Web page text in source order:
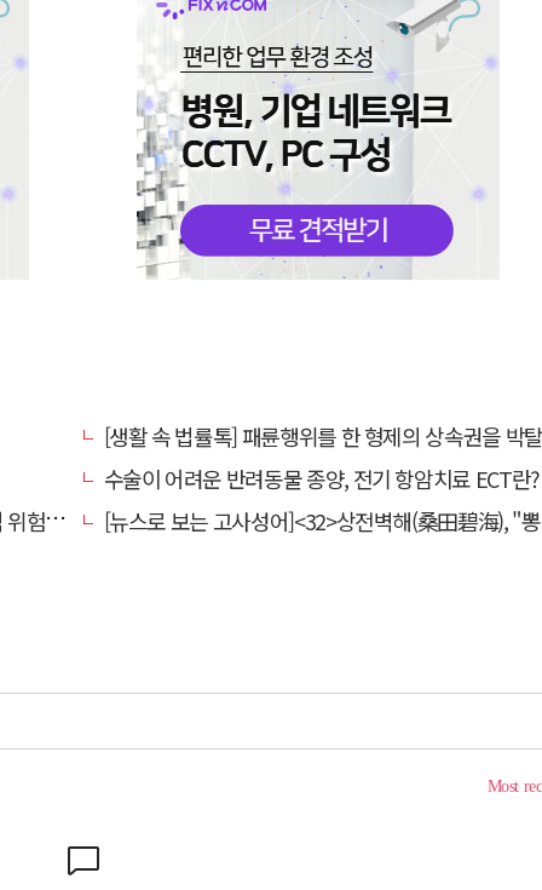
[생활 속 법률톡] 패륜행위를 한 형제의 상속권을 박탈시킬 수 있을
수술이 어려운 반려동물 종양, 전기 항암치료 ECT란? [반려동물 건
할 때
[뉴스로 보는 고사성어]<32>상전벽해(桑田碧海), "뽕나무밭이 푸른 바다가 되